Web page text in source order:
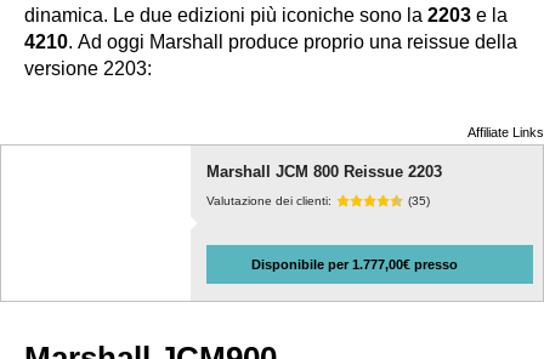
dinamica. Le due edizioni più iconiche sono la 2203 e la
4210. Ad oggi Marshall produce proprio una reissue della
versione 2203:
Affiliate Links
Marshall JCM 800 Reissue 2203
Valutazione dei clienti: (35)
Disponibile per 1.777,00€ presso